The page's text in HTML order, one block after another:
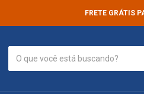
FRETE GRÁTIS